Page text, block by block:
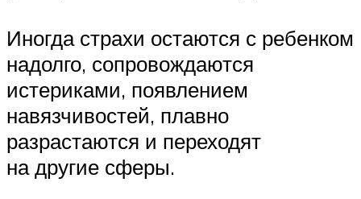
Иногда страхи остаются с ребенком
надолго, сопровождаются
истериками, появлением
навязчивостей, плавно
разрастаются и переходят
на другие сферы.